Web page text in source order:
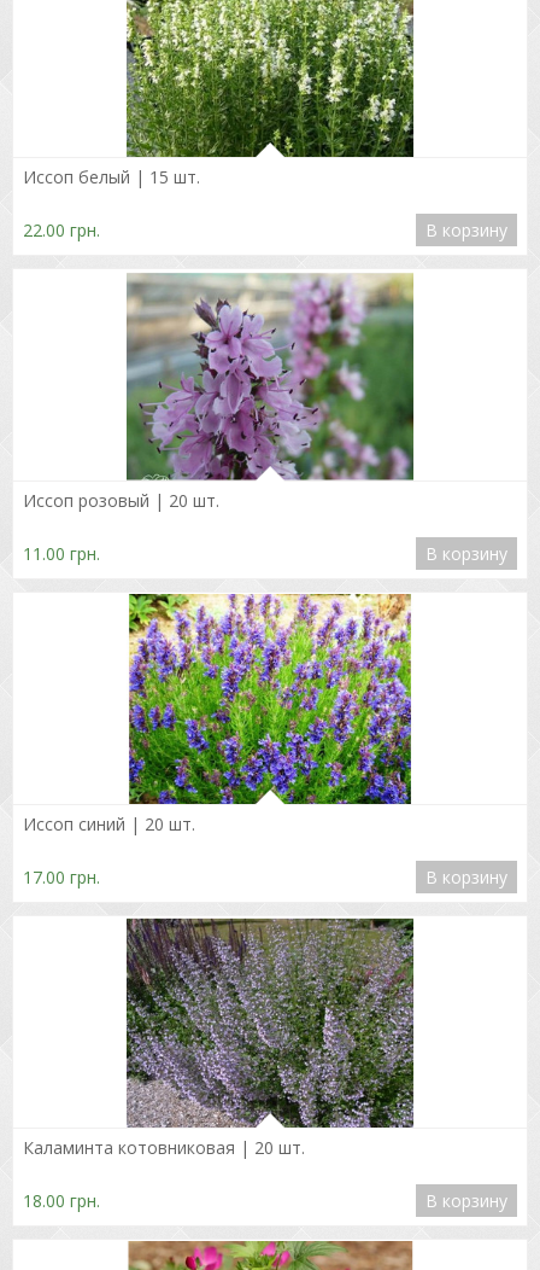
Иссоп белый | 15 шт.
22.00 грн. В корзину
Иссоп розовый | 20 шт.
11.00 грн. В корзину
Иссоп синий | 20 шт.
17.00 грн. В корзину
Подробнее
Каламинта котовниковая | 20 шт.
18.00 грн. В корзину